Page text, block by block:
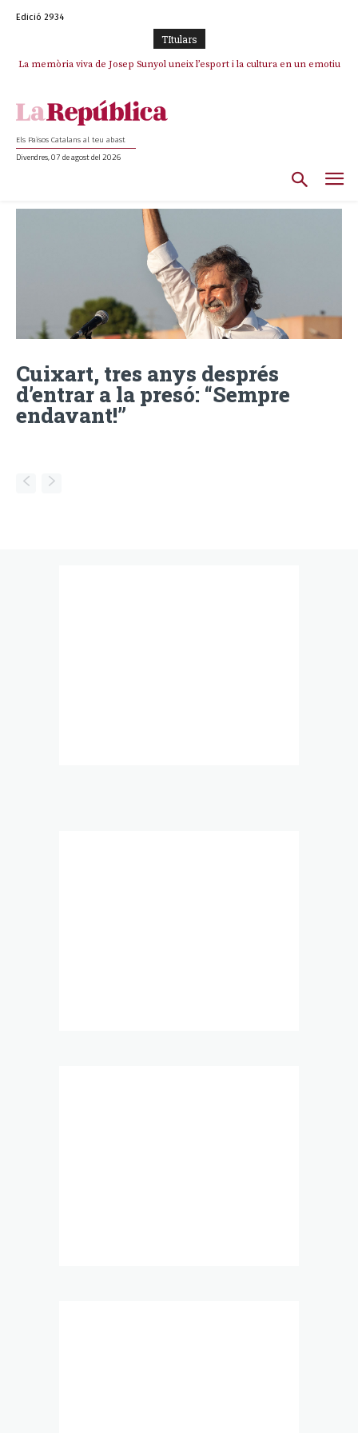
Edició 2934
TItulars
La memòria viva de Josep Sunyol uneix l’esport i la cultura en un emotiu
Els Països Catalans al teu abast
Divendres, 07 de agost del 2026
Cuixart, tres anys després
d’entrar a la presó: “Sempre
endavant!”